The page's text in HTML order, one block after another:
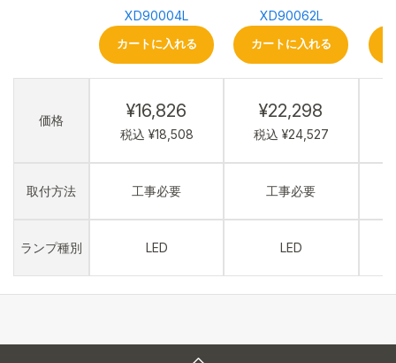
価格
取付方法
ランプ種別
XD90004L
カートに入れる
¥16,826
税込 ¥18,508
工事必要
LED
XD90062L
カートに入れる
¥22,298
税込 ¥24,527
工事必要
LED